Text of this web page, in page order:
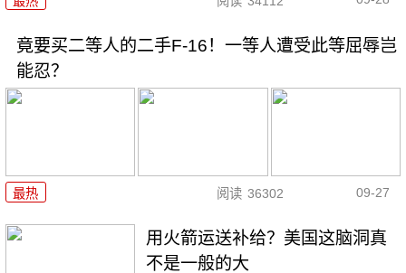
竟要买二等人的二手F-16！一等人遭受此等屈辱岂
能忍？
最热 阅读 36302 09-27
用火箭运送补给？美国这脑洞真
不是一般的大